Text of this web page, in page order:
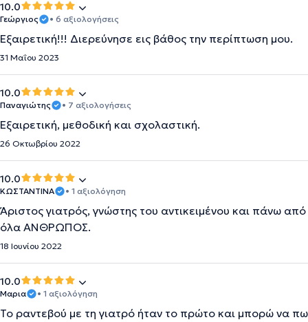
10.0
Γεώργιος • 6 αξιολογήσεις
Εξαιρετική!!! Διερεύνησε εις βάθος την περίπτωση μου.
31 Μαΐου 2023
10.0
Παναγιώτης • 7 αξιολογήσεις
Εξαιρετική, μεθοδική και σχολαστική.
26 Οκτωβρίου 2022
10.0
ΚΩΣΤΑΝΤΙΝΑ • 1 αξιολόγηση
Άριστος γιατρός, γνώστης του αντικειμένου και πάνω από
όλα ΑΝΘΡΩΠΟΣ.
18 Ιουνίου 2022
10.0
Μαρια • 1 αξιολόγηση
Το ραντεβού με τη γιατρό ήταν το πρώτο και μπορώ να πω